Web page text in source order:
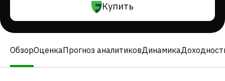
Купить
ОбзорОценкаПрогноз аналитиковДинамика